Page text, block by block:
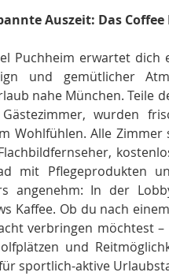
Auszeit: Das
Puchheim erwartet dich
und gemütlicher
nahe München. Teile
wurden
Wohlfühlen. Alle
mit Pflegeprodukten
angenehm: In der
Kaffee. Ob du nach
verbringen möchtest
und
sportlich-aktive